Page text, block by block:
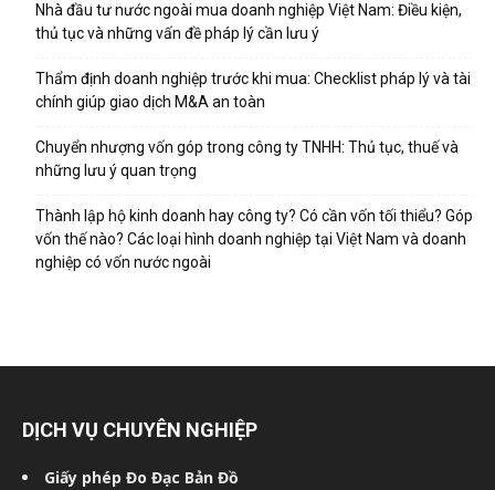
Nhà đầu tư nước ngoài mua doanh nghiệp Việt Nam: Điều kiện,
thủ tục và những vấn đề pháp lý cần lưu ý
Thẩm định doanh nghiệp trước khi mua: Checklist pháp lý và tài
chính giúp giao dịch M&A an toàn
Chuyển nhượng vốn góp trong công ty TNHH: Thủ tục, thuế và
những lưu ý quan trọng
Thành lập hộ kinh doanh hay công ty? Có cần vốn tối thiểu? Góp
vốn thế nào? Các loại hình doanh nghiệp tại Việt Nam và doanh
nghiệp có vốn nước ngoài
DỊCH VỤ CHUYÊN NGHIỆP
Giấy phép Đo Đạc Bản Đồ